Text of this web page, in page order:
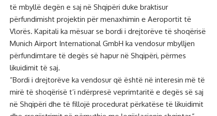
të mbyllë degën e saj në Shqipëri duke braktisur
përfundimisht projektin për menaxhimin e Aeroportit të
Vlorës. Kapitali ka mësuar se bordi i drejtorëve të shoqërisë
Munich Airport International GmbH ka vendosur mbylljen
përfundimtare të degës së hapur në Shqipëri, përmes
likuidimit të saj.
“Bordi i drejtorëve ka vendosur që është në interesin më të
mirë të shoqërisë t’i ndërpresë veprimtaritë e degës së saj
në Shqipëri dhe të fillojë procedurat përkatëse të likuidimit